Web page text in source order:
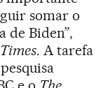
somar o
de Biden”,
. A tarefa